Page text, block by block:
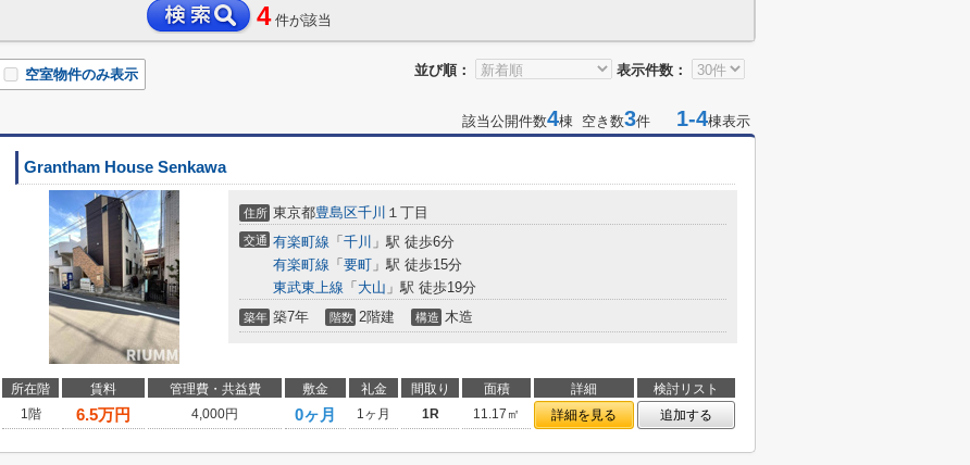
4 件が該当
並び順： 表示件数：
空室物件のみ表示
該当公開件数4棟 空き数3件 1-4棟表示
Grantham House Senkawa
住所 東京都豊島区千川 １丁目
交通 有楽町線 「 千川 」駅 徒歩6分
有楽町線 「 要町 」駅 徒歩15分
東武東上線 「 大山 」駅 徒歩19分
築年 築7年 階数 2階建 構造 木造
所在階 賃料 管理費・共益費 敷金 礼金 間取り 面積 詳細
検討リスト
1階
6.5万円 4,000円 0ヶ月 1ヶ月 1R 11.17㎡ 詳細を見る 追加する